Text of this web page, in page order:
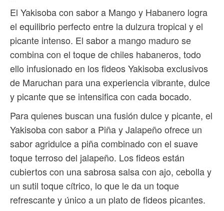
El Yakisoba con sabor a Mango y Habanero logra
el equilibrio perfecto entre la dulzura tropical y el
picante intenso. El sabor a mango maduro se
combina con el toque de chiles habaneros, todo
ello infusionado en los fideos Yakisoba exclusivos
de Maruchan para una experiencia vibrante, dulce
y picante que se intensifica con cada bocado.
Para quienes buscan una fusión dulce y picante, el
Yakisoba con sabor a Piña y Jalapeño ofrece un
sabor agridulce a piña combinado con el suave
toque terroso del jalapeño. Los fideos están
cubiertos con una sabrosa salsa con ajo, cebolla y
un sutil toque cítrico, lo que le da un toque
refrescante y único a un plato de fideos picantes.